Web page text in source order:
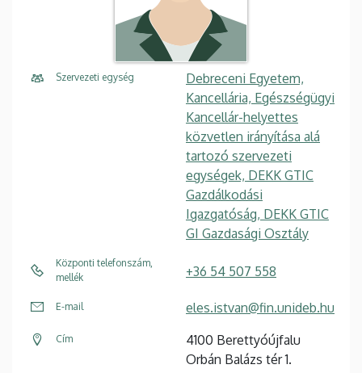
Szervezeti egység
Debreceni Egyetem,
Kancellária, Egészségügyi
Kancellár-helyettes
közvetlen irányítása alá
tartozó szervezeti
egységek, DEKK GTIC
Gazdálkodási
Igazgatóság, DEKK GTIC
GI Gazdasági Osztály
Központi telefonszám,
mellék
+36 54 507 558
E-mail eles.istvan@fin.unideb.hu
Cím
4100 Berettyóújfalu
Orbán Balázs tér 1.